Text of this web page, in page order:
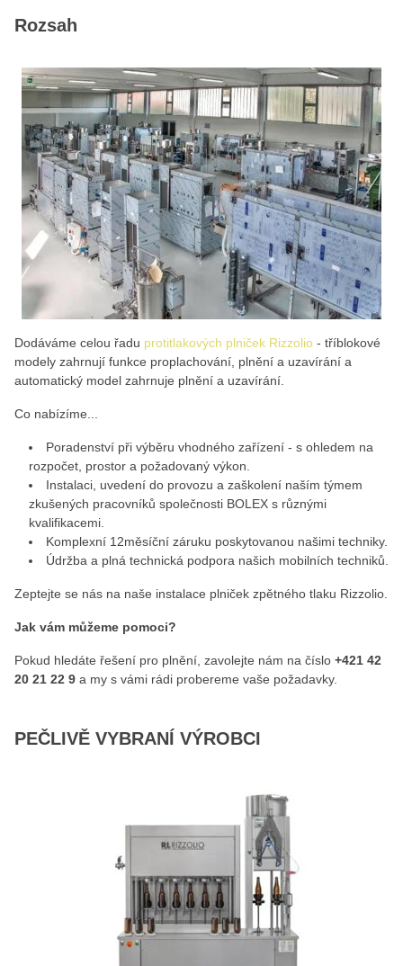
Rozsah
Dodáváme celou řadu protitlakových plniček Rizzolio - tříblokové
modely zahrnují funkce proplachování, plnění a uzavírání a
automatický model zahrnuje plnění a uzavírání.
Co nabízíme...
Poradenství při výběru vhodného zařízení - s ohledem na
rozpočet, prostor a požadovaný výkon.
Instalaci, uvedení do provozu a zaškolení naším týmem
zkušených pracovníků společnosti BOLEX s různými
kvalifikacemi.
Komplexní 12měsíční záruku poskytovanou našimi techniky.
Údržba a plná technická podpora našich mobilních techniků.
Zeptejte se nás na naše instalace plniček zpětného tlaku Rizzolio.
Jak vám můžeme pomoci?
Pokud hledáte řešení pro plnění, zavolejte nám na číslo +421 42
20 21 22 9 a my s vámi rádi probereme vaše požadavky.
PEČLIVĚ VYBRANÍ VÝROBCI